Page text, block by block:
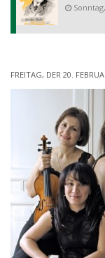
FREITAG, DER 20.